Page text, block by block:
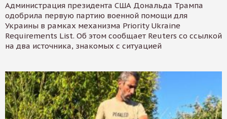
Администрация президента США Дональда Трампа
одобрила первую партию военной помощи для
Украины в рамках механизма Priority Ukraine
Requirements List. Об этом сообщает Reuters со ссылкой
на два источника, знакомых с ситуацией